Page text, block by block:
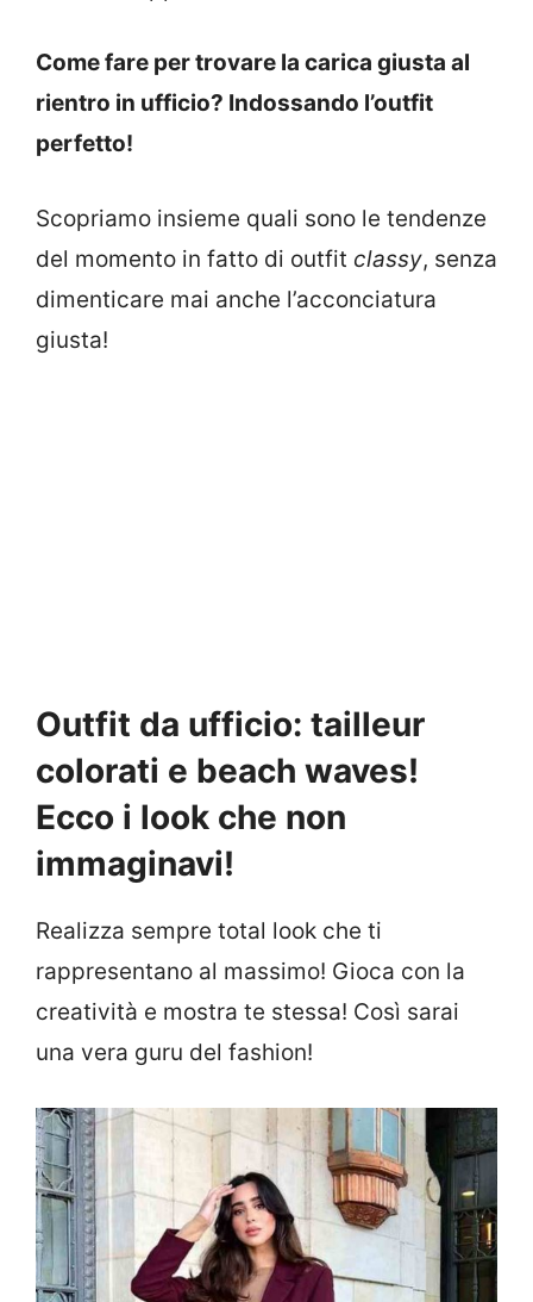
Come fare per trovare la carica giusta al
rientro in ufficio? Indossando l’outfit
perfetto!
Scopriamo insieme quali sono le tendenze
del momento in fatto di outfit classy, senza
dimenticare mai anche l’acconciatura
giusta!
Outfit da ufficio: tailleur
colorati e beach waves!
Ecco i look che non
immaginavi!
Realizza sempre total look che ti
rappresentano al massimo! Gioca con la
creatività e mostra te stessa! Così sarai
una vera guru del fashion!